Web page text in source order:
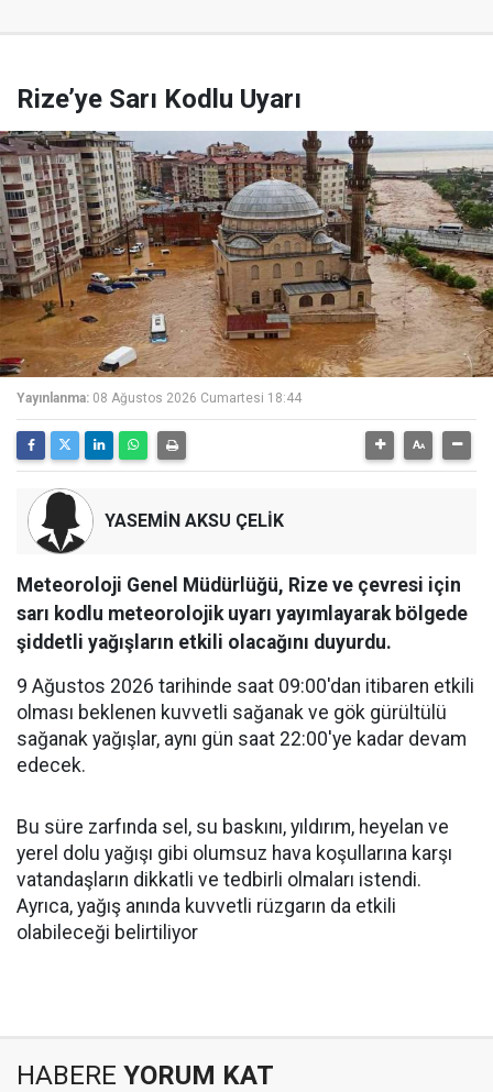
Rize’ye Sarı Kodlu Uyarı
Yayınlanma: 08 Ağustos 2026 Cumartesi 18:44
YASEMİN AKSU ÇELİK
Meteoroloji Genel Müdürlüğü, Rize ve çevresi için
sarı kodlu meteorolojik uyarı yayımlayarak bölgede
şiddetli yağışların etkili olacağını duyurdu.
9 Ağustos 2026 tarihinde saat 09:00'dan itibaren etkili
olması beklenen kuvvetli sağanak ve gök gürültülü
sağanak yağışlar, aynı gün saat 22:00'ye kadar devam
edecek.
Bu süre zarfında sel, su baskını, yıldırım, heyelan ve
yerel dolu yağışı gibi olumsuz hava koşullarına karşı
vatandaşların dikkatli ve tedbirli olmaları istendi.
Ayrıca, yağış anında kuvvetli rüzgarın da etkili
olabileceği belirtiliyor
HABERE YORUM KAT